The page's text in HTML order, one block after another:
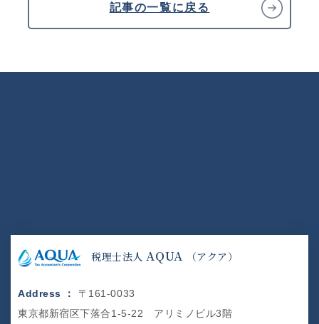
記事の一覧に戻る
税理士法人 AQUA （アクア）
Address ： 〒161-0033
東京都新宿区下落合1-5-22 アリミノビル3階